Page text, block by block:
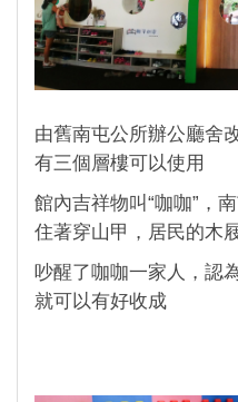
由舊南屯公所辦公廳舍
有三個層樓可以使用
館內吉祥物叫“咖咖”，
住著穿山甲，居民的木
吵醒了咖咖一家人，認
就可以有好收成